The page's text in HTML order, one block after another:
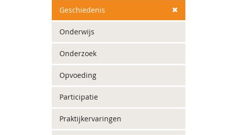
Geschiedenis
Onderwijs
Onderzoek
Opvoeding
Participatie
Praktijkervaringen